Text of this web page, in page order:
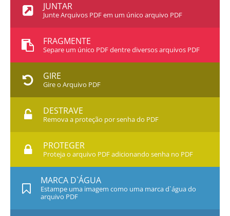
JUNTAR
Junte Arquivos PDF em um único arquivo PDF
FRAGMENTE
Separe um único PDF dentre diversos arquivos PDF
GIRE
Gire o Arquivo PDF
DESTRAVE
Remova a proteção por senha do PDF
PROTEGER
Proteja o arquivo PDF adicionando senha no PDF
MARCA D`ÁGUA
Estampe uma imagem como uma marca d`água do
arquivo PDF